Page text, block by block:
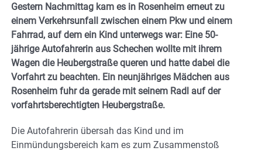
Gestern Nachmittag kam es in Rosenheim erneut zu
einem Verkehrsunfall zwischen einem Pkw und einem
Fahrrad, auf dem ein Kind unterwegs war: Eine 50-
jährige Autofahrerin aus Schechen wollte mit ihrem
Wagen die Heubergstraße queren und hatte dabei die
Vorfahrt zu beachten. Ein neunjähriges Mädchen aus
Rosenheim fuhr da gerade mit seinem Radl auf der
vorfahrtsberechtigten Heubergstraße.
Die Autofahrerin übersah das Kind und im
Einmündungsbereich kam es zum Zusammenstoß